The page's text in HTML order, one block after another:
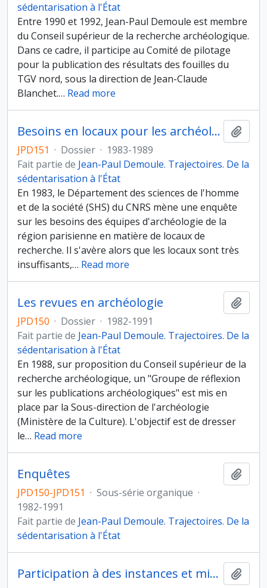
sédentarisation à l'État
Entre 1990 et 1992, Jean-Paul Demoule est membre
du Conseil supérieur de la recherche archéologique.
Dans ce cadre, il participe au Comité de pilotage
pour la publication des résultats des fouilles du
TGV nord, sous la direction de Jean-Claude
Blanchet.… Read more
Besoins en locaux pour les archéologues parisiens
JPD151 · Dossier · 1983-1989
Fait partie de Jean-Paul Demoule. Trajectoires. De la
sédentarisation à l'État
En 1983, le Département des sciences de l'homme
et de la société (SHS) du CNRS mène une enquête
sur les besoins des équipes d'archéologie de la
région parisienne en matière de locaux de
recherche. Il s'avère alors que les locaux sont très
insuffisants,… Read more
Les revues en archéologie
JPD150 · Dossier · 1982-1991
Fait partie de Jean-Paul Demoule. Trajectoires. De la
sédentarisation à l'État
En 1988, sur proposition du Conseil supérieur de la
recherche archéologique, un "Groupe de réflexion
sur les publications archéologiques" est mis en
place par la Sous-direction de l'archéologie
(Ministère de la Culture). L'objectif est de dresser
le… Read more
Enquêtes
JPD150-JPD151 · Sous-série organique ·
1982-1991
Fait partie de Jean-Paul Demoule. Trajectoires. De la
sédentarisation à l'État
Participation à des instances et missions d'expertise